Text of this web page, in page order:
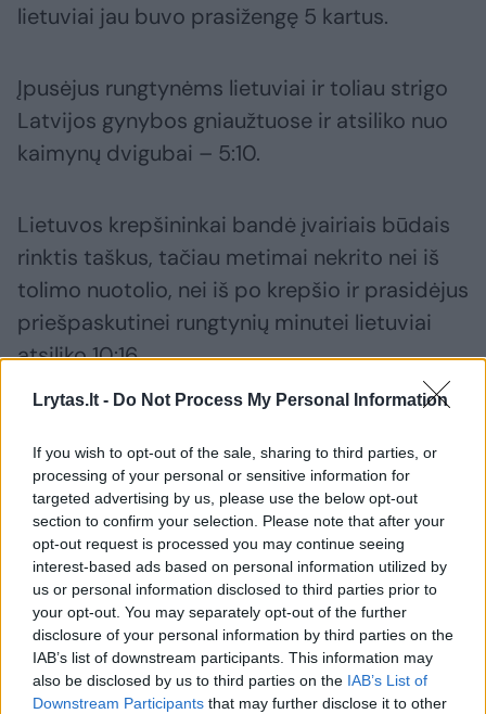
Lrytas.lt - Do Not Process My Personal Information
If you wish to opt-out of the sale, sharing to third parties, or
processing of your personal or sensitive information for
targeted advertising by us, please use the below opt-out
section to confirm your selection. Please note that after your
opt-out request is processed you may continue seeing
interest-based ads based on personal information utilized by
us or personal information disclosed to third parties prior to
your opt-out. You may separately opt-out of the further
disclosure of your personal information by third parties on the
IAB’s list of downstream participants. This information may
also be disclosed by us to third parties on the IAB’s List of
Downstream Participants that may further disclose it to other
lietuviai jau buvo prasižengę 5 kartus.
Įpusėjus rungtynėms lietuviai ir toliau strigo
Latvijos gynybos gniaužtuose ir atsiliko nuo
kaimynų dvigubai – 5:10.
Lietuvos krepšininkai bandė įvairiais būdais
rinktis taškus, tačiau metimai nekrito nei iš
tolimo nuotolio, nei iš po krepšio ir prasidėjus
priešpaskutinei rungtynių minutei lietuviai
atsiliko 10:16.
Susiję straipsniai